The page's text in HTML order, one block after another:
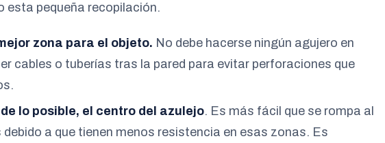
esta pequeña recopilación.
zona para el objeto. No debe hacerse ningún agujero en
cables o tuberías tras la pared para evitar perforaciones que
lo posible, el centro del azulejo. Es más fácil que se rompa al
a que tienen menos resistencia en esas zonas. Es